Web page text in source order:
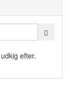
efter.